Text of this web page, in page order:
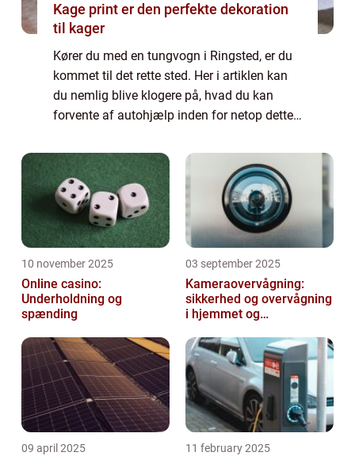
Kage print er den perfekte dekoration
til kager
Kører du med en tungvogn i Ringsted, er du
kommet til det rette sted. Her i artiklen kan
du nemlig blive klogere på, hvad du kan
forvente af autohjælp inden for netop dette
hvordan du skal handle, hvis uh...
10 november 2025
Online casino:
Underholdning og
spænding
03 september 2025
Kameraovervågning:
sikkerhed og overvågning
i hjemmet og
09 april 2025 11 february 2025